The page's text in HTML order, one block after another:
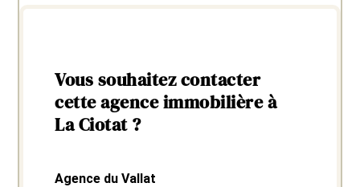
Vous souhaitez contacter
cette agence immobilière à
La Ciotat ?
Agence du Vallat